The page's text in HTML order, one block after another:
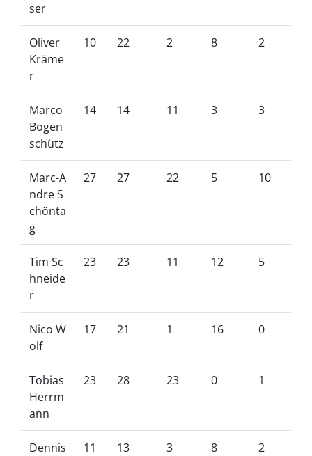
ser
Oliver
Kräme
r
10 22 2 8 2
Marco
Bogen
schütz
14 14 11 3 3
Marc-A
ndre S
chönta
g
27 27 22 5 10
Tim Sc
hneide
r
23 23 11 12 5
Nico W
olf
17 21 1 16 0
Tobias
Herrm
ann
23 28 23 0 1
Dennis
11 13 3 8 2